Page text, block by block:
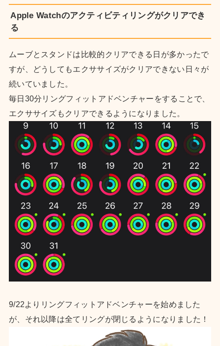
Apple Watchのアクティビティリングがクリアでき
る
ムーブとスタンドは比較的クリアできる日が多かったで
すが、どうしてもエクササイズがクリアできない日々が
続いていました。
毎日30分リングフィットアドベンチャーをすることで、
エクササイズもクリアできるようになりました。
9/22よりリングフィットアドベンチャーを始めました
が、それ以降は全てリングが閉じるようになりました！